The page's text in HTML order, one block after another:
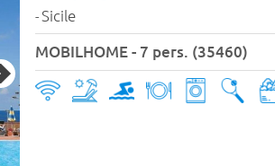
-Sicile
MOBILHOME - 7 pers. (35460)